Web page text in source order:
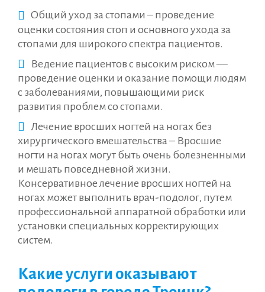
Общий уход за стопами – проведение
оценки состояния стоп и основного ухода за
стопами для широкого спектра пациентов.
Ведение пациентов с высоким риском —
проведение оценки и оказание помощи людям
с заболеваниями, повышающими риск
развития проблем со стопами.
Лечение вросших ногтей на ногах без
хирургического вмешательства – Вросшие
ногти на ногах могут быть очень болезненными
и мешать повседневной жизни.
Консервативное лечение вросших ногтей на
ногах может выполнить врач-подолог, путем
профессиональной аппаратной обработки или
установки специальных корректирующих
систем.
Какие услуги оказывают